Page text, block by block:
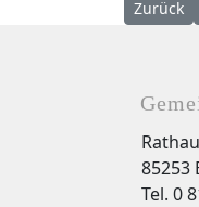
Zurück
85253
Tel. 0